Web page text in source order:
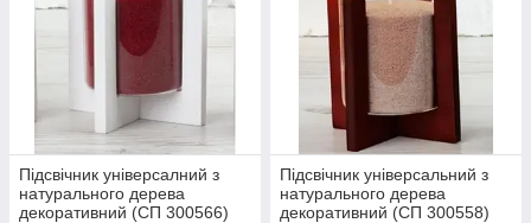
Підсвічник універсалний з
натурального дерева
декоративний (СП 300566)
Підсвічник універсальний з
натурального дерева
декоративний (СП 300558)